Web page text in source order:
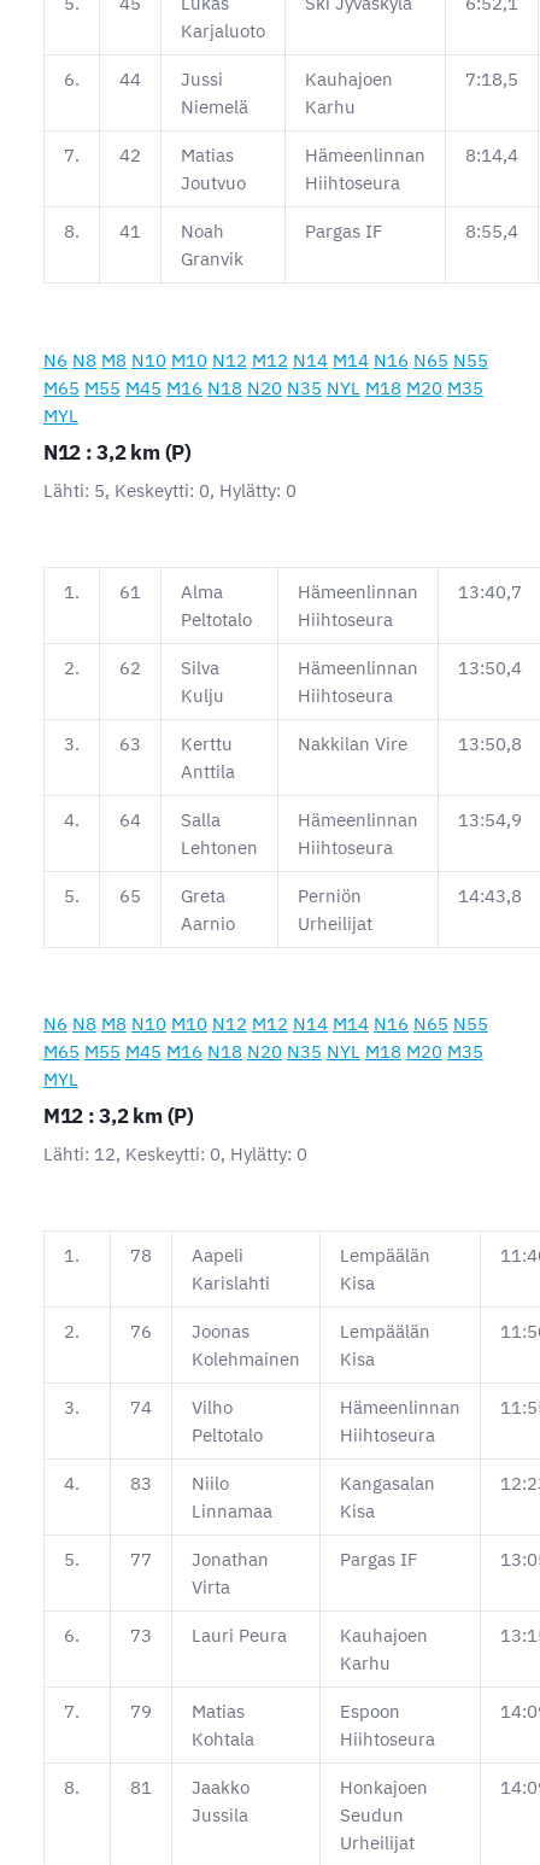
Karjaluoto
6. 44
Jussi
Niemelä
Kauhajoen
Karhu
7:18,5
7. 42
Matias
Joutvuo
Hämeenlinnan
Hiihtoseura
8:14,4
8. 41
Noah
Granvik
Pargas IF 8:55,4
N6 N8 M8 N10 M10 N12 M12 N14 M14 N16 N65 N55
M65 M55 M45 M16 N18 N20 N35 NYL M18 M20 M35
MYL
N12 : 3,2 km (P)
Lähti: 5, Keskeytti: 0, Hylätty: 0
1. 61
Alma
Peltotalo
Hämeenlinnan
Hiihtoseura
13:40,7
2. 62
Silva
Kulju
Hämeenlinnan
Hiihtoseura
13:50,4
3. 63
Kerttu
Anttila
Nakkilan Vire 13:50,8
4. 64
Salla
Lehtonen
Hämeenlinnan
Hiihtoseura
13:54,9
5. 65
Greta
Aarnio
Perniön
Urheilijat
14:43,8
N6 N8 M8 N10 M10 N12 M12 N14 M14 N16 N65 N55
M65 M55 M45 M16 N18 N20 N35 NYL M18 M20 M35
MYL
M12 : 3,2 km (P)
Lähti: 12, Keskeytti: 0, Hylätty: 0
1. 78
Aapeli
Karislahti
Lempäälän
Kisa
2. 76
Joonas
Kolehmainen
Lempäälän
Kisa
3. 74
Vilho
Peltotalo
Hämeenlinnan
Hiihtoseura
4. 83
Niilo
Linnamaa
Kangasalan
Kisa
5. 77
Jonathan
Virta
Pargas IF
6. 73 Lauri Peura
Kauhajoen
Karhu
7. 79
Matias
Kohtala
Espoon
Hiihtoseura
8. 81
Jaakko
Jussila
Honkajoen
Seudun
Urheilijat